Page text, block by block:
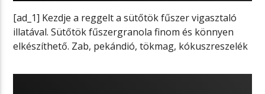
[ad_1] Kezdje a reggelt a sütőtök fűszer vigasztaló
illatával. Sütőtök fűszergranola finom és könnyen
elkészíthető. Zab, pekándió, tökmag, kókuszreszelék